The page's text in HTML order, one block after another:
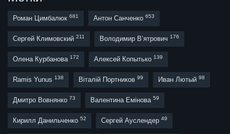
Роман Цимбалюк 681 Антон Санченко 653
Сергей Климовский 211 Володимир В’ятрович 176
Олена Курбанова 172 Алексей Копытько 139
Ramis Yunus 138 Віталій Портников 99 Иван Лютый 98
Дмитро Вовнянко 73 Валентина Емінова 59
Кирилл Данильченко 52 Сергей Ауслендер 49